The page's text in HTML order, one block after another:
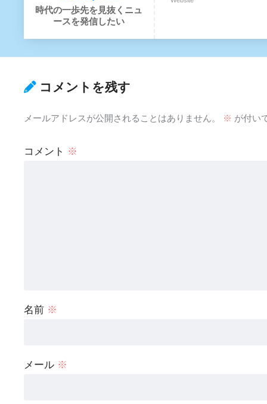
時代の一歩先を見抜くニュ
ースを発信したい
コメントを残す
メールアドレスが公開されることはありません。 ※ が付い
コメント ※
名前 ※
メール ※